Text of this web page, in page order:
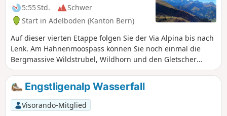
5:55 Std.
Schwer
Start in Adelboden (Kanton Bern)
Auf dieser vierten Etappe folgen Sie der Via Alpina bis nach
Lenk. Am Hahnenmoospass können Sie noch einmal die
Bergmassive Wildstrubel, Wildhorn und den Gletscher
Plaine Morte genießen. Ein langer Abstieg führt Sie zum
friedlichen Dorf Lenk im Simmatal.
Engstligenalp Wasserfall
Visorando-Mitglied